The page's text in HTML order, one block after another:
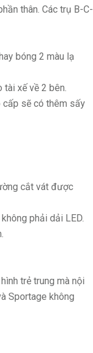
thân. Các trụ B-C-
bóng 2 màu lạ
xế về 2 bên.
cấp sẽ có thêm sấy
cắt vát được
phải dải LED.
trẻ trung mà nội
Sportage không